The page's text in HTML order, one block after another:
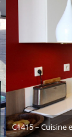
C1415 – Cuisine